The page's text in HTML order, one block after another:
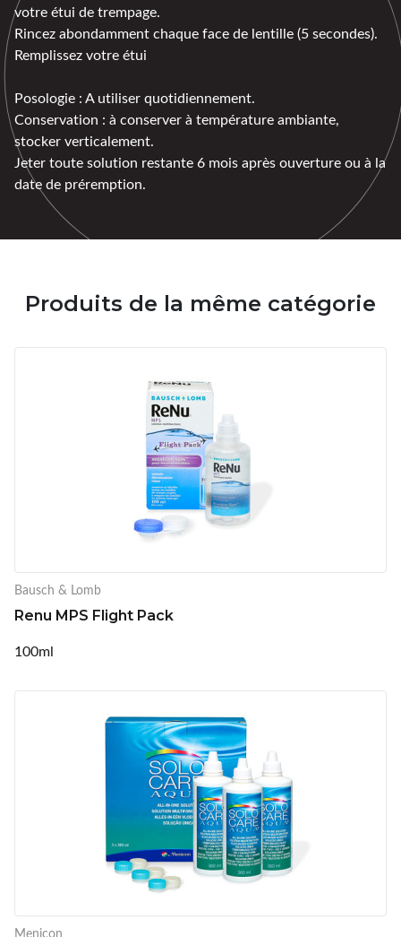
votre étui de trempage.
Rincez abondamment chaque face de lentille (5 secondes).
Remplissez votre étui
Posologie : A utiliser quotidiennement.
Conservation : à conserver à température ambiante,
stocker verticalement.
Jeter toute solution restante 6 mois après ouverture ou à la
date de préremption.
Produits de la même catégorie
Bausch & Lomb
Renu MPS Flight Pack
100ml
Menicon